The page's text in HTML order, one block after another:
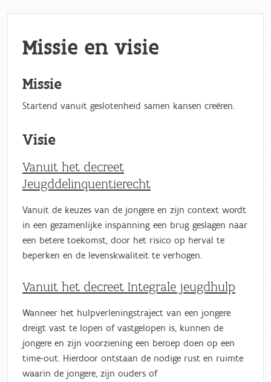
Missie en visie
Missie
Startend vanuit geslotenheid samen kansen creëren.
Visie
Vanuit het decreet
Jeugddelinquentierecht
Vanuit de keuzes van de jongere en zijn context wordt
in een gezamenlijke inspanning een brug geslagen naar
een betere toekomst, door het risico op herval te
beperken en de levenskwaliteit te verhogen.
Vanuit het decreet Integrale jeugdhulp
Wanneer het hulpverleningstraject van een jongere
dreigt vast te lopen of vastgelopen is, kunnen de
jongere en zijn voorziening een beroep doen op een
time-out. Hierdoor ontstaan de nodige rust en ruimte
waarin de jongere, zijn ouders of